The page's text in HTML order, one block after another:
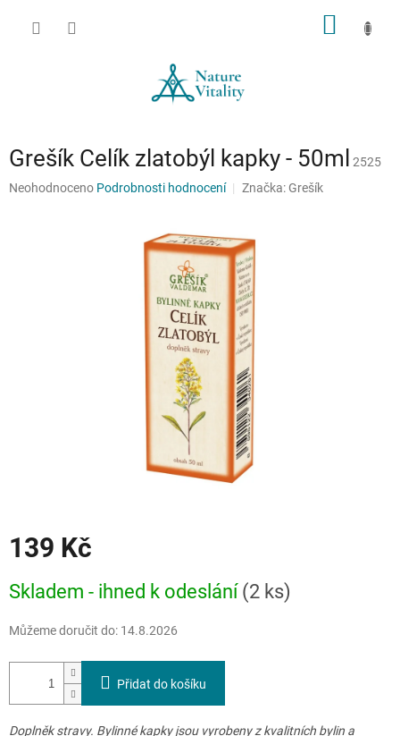
Grešík Celík zlatobýl kapky - 50ml
2525
Průměrné
Neohodnoceno Podrobnosti hodnocení Značka: Grešík
139 Kč
cena:
Skladem - ihned k odeslání (2 ks)
Můžeme doručit do: 14.8.2026
Přidat do košíku
Doplněk stravy. Bylinné kapky jsou vyrobeny z kvalitních bylin a